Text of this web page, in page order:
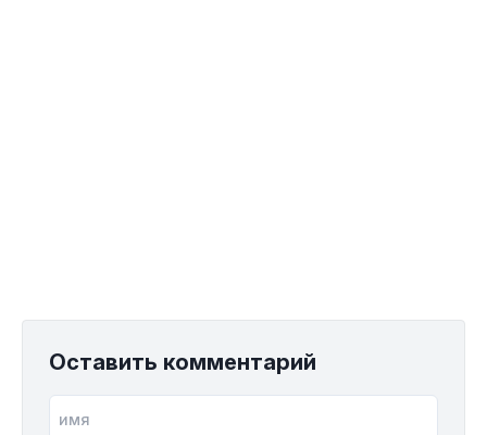
Оставить комментарий